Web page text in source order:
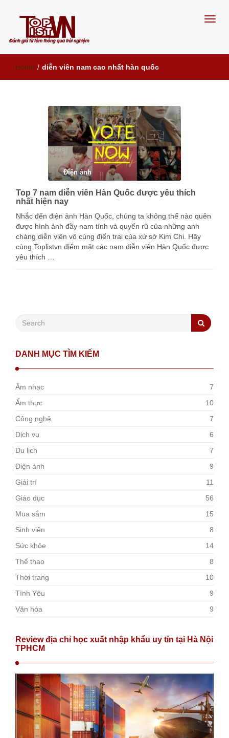
Đánh giá từ tâm, thông qua trải
nghiệm
Home / diễn viên nam cao nhất hàn quốc
Điện ảnh
Top 7 nam diễn viên Hàn Quốc được yêu thích
nhất hiện nay
Nhắc đến điện ảnh Hàn Quốc, chúng ta không thể nào quên
được hình ảnh đầy nam tính và quyến rũ của những anh
chàng diễn viên vô cùng điển trai của xứ sở Kim Chi. Hãy
cùng Toplistvn điểm mặt các nam diễn viên Hàn Quốc được
yêu thích …
DANH MỤC TÌM KIẾM
Âm nhạc
7
Ẩm thực
10
Công nghệ
7
Dịch vụ
6
Du lịch
7
Điện ảnh
9
Giải trí
11
Giáo dục
56
Mua sắm
15
Sinh viên
8
Sức khỏe
14
Thể thao
8
Thời trang
10
Tình Yêu
9
Văn hóa
9
Review địa chỉ học xuất nhập khẩu uy tín tại Hà Nội
TPHCM